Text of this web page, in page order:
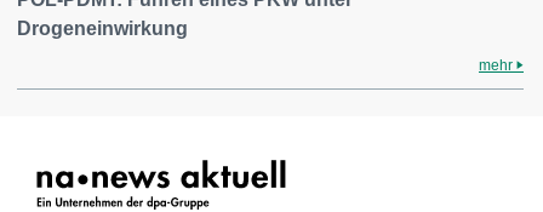
Drogeneinwirkung
mehr